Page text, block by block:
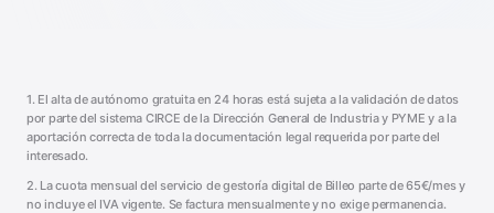
1. El alta de autónomo gratuita en 24 horas está sujeta a la validación de datos
por parte del sistema CIRCE de la Dirección General de Industria y PYME y a la
aportación correcta de toda la documentación legal requerida por parte del
interesado.
2. La cuota mensual del servicio de gestoría digital de Billeo parte de 65€/mes y
no incluye el IVA vigente. Se factura mensualmente y no exige permanencia.